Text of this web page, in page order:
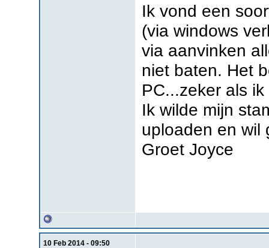
Ik vond een
(via windows
via aanvinken
niet baten. Het
PC...zeker als
Ik wilde mijn
uploaden en wil
Groet Joyce
10 Feb 2014 - 09:50